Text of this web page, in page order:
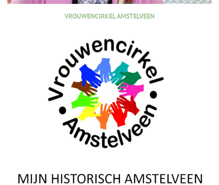
VROUWENCIRKEL AMSTELVEEN